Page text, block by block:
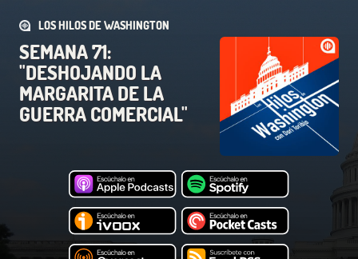
LOS HILOS DE WASHINGTON
SEMANA 71:
"DESHOJANDO LA
MARGARITA DE LA
GUERRA COMERCIAL"